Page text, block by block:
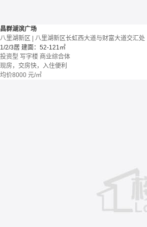
昌群湖滨广场
八里湖新区 | 八里湖新区长虹西大道与财富大道交汇处
1/2/3居 建面：52-121㎡
投资型 写字楼 商业综合体
现房，交房快，入住便利
均价8000 元/㎡